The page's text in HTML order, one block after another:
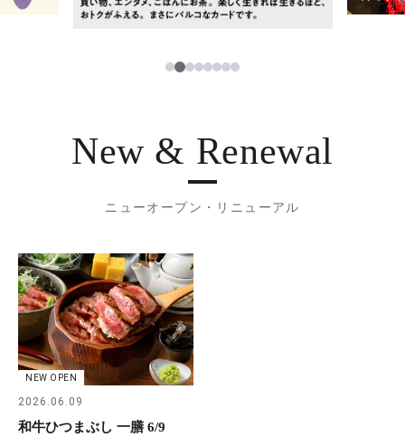
1234567
New & Renewal
ニューオープン・リニューアル
NEW OPEN
2026.06.09
和牛ひつまぶし 一膳 6/9